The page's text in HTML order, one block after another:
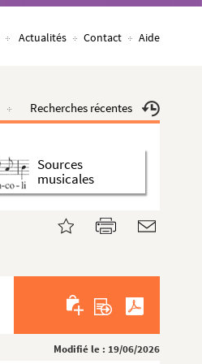
Actualités Contact Aide
Recherches récentes
Sources
musicales
Modifié le : 19/06/2026